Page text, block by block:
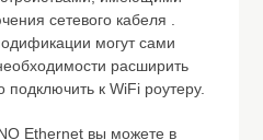
сетевого кабеля .
могут сами
расширить
к WiFi роутеру.
Ethernet вы можете в